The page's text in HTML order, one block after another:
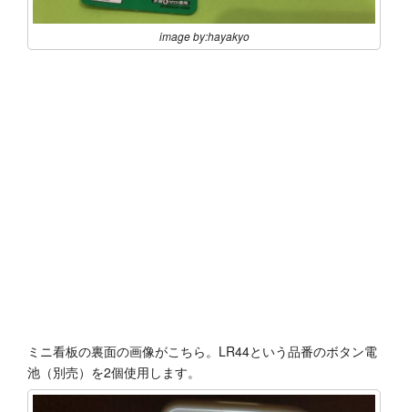
image by:hayakyo
ミニ看板の裏面の画像がこちら。LR44という品番のボタン電
池（別売）を2個使用します。